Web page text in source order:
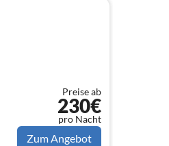
Preise ab
230€
pro Nacht
Zum Angebot